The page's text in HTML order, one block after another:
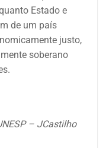
Estado e
de um país
justo,
soberano
– JCastilho